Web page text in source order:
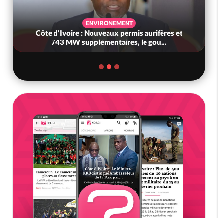
ENVIRONEMENT
Côte d'Ivoire : Nouveaux permis aurifères et
743 MW supplémentaires, le gou...